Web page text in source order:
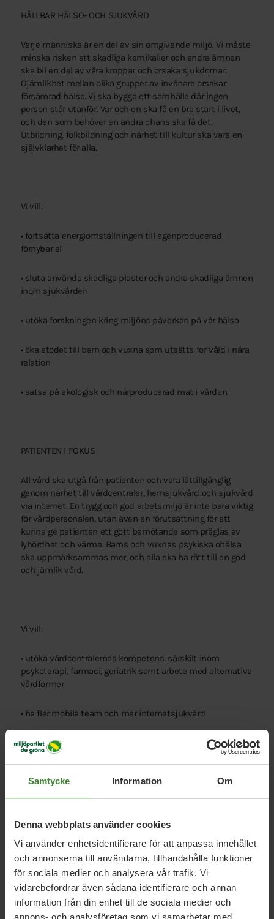
Samtycke Information Om
Denna webbplats använder cookies
Vi använder enhetsidentifierare för att anpassa innehållet
och annonserna till användarna, tillhandahålla funktioner
för sociala medier och analysera vår trafik. Vi
vidarebefordrar även sådana identifierare och annan
information från din enhet till de sociala medier och
annons- och analysföretag som vi samarbetar med.
HÅLLBAR HÄLSO- OCH SJUKVÅRD
Varje människa är en del av sin omgivande miljö. Vi måste
minska risken att skadliga kemikalier och andra ämnen
ska bli en del av våra kroppar och orsaka sjukdomar.
Ojämlikhet mellan olika grupper av invånare orsakar
försämrad hälsa. Vi ska bygga ett samhälle där ingen
person står utanför. Var och en ska få en bra start i livet,
och den som behöver en andra chans ska få det.
Utbildning, folkbildning och närhet till kultur ska vara en
självklarhet för alla.
Vi vill:
• fortsätta energiomställningen till egenproducerad
förnybar el
• sluta använda skadliga plaster och andra skadliga ämnen
inom sjukvården
• utöka forskningen kring miljöns påverkan på vår hälsa
• öka stödet till barn och vuxna som utsätts för våld i nära
relation
• satsa på ekologisk och närproducerad mat i vården.
PATIENTEN I FOKUS
All vård ska utgå från patienten och vara lättillgänglig
genom närhet till vårdcentraler, hemsjukvård och sjukvård
via internet. En trygg och god arbetsmiljö är inte bara viktig
för vårdpersonalen, utan även en förutsättning för att
kunna ge patienten ett gott bemötande som präglas av
lyhördhet och värme. Barns och vuxnas psykiska ohälsa
ska uppmärksammas mer, och alla ska ha rätt till en god
och jämlik vård.
Vi vill:
• utöka vårdcentralernas kompetens, särskilt inom
psykoterapi, farmaci, geriatrik samt arbete med alternativa
vårdformer
• ha fler mobila team och mer internetsjukvård
• öka förskrivningen av fysisk aktivitet på recept (FAR)
• HBTQ-certifiera alla landstingets verksamheter
• tillvarata de språkkunskaper som finns bland våra
anställda
• bygga ut stödet till personer med missbruksproblematik
genom bland annat sprutbytesprogram.